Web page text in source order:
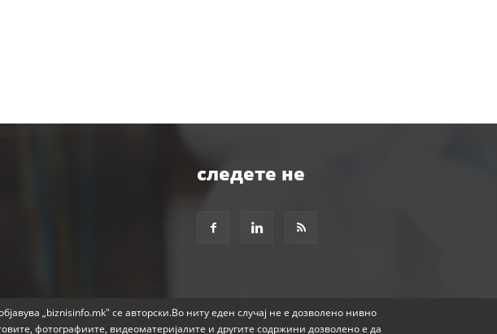
следете не
„biznisinfo.mk" се авторски.Во ниту еден случај не е дозволено нивно
фотографиите, видеоматеријалите и другите содржини дозволено е да